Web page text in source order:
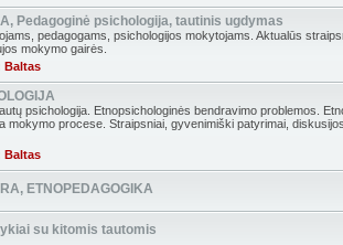
Pedagoginė psichologija, tautinis ugdymas
pedagogams, psichologijos mokytojams. Aktualūs
mokymo gairės.
Baltas
psichologija. Etnopsichologinės bendravimo problemos.
mokymo procese. Straipsniai, gyvenimiški patyrimai,
Baltas
ETNOPEDAGOGIKA
su kitomis tautomis